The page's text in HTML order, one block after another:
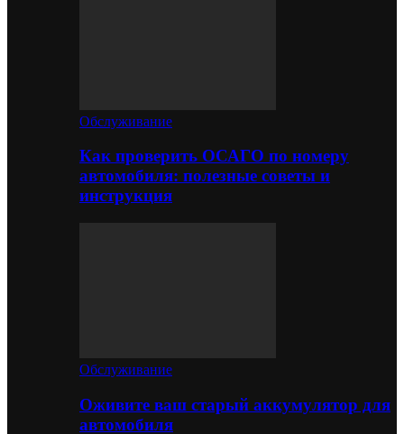
Обслуживание
Как проверить ОСАГО по номеру
автомобиля: полезные советы и
инструкция
Обслуживание
Оживите ваш старый аккумулятор для
автомобиля